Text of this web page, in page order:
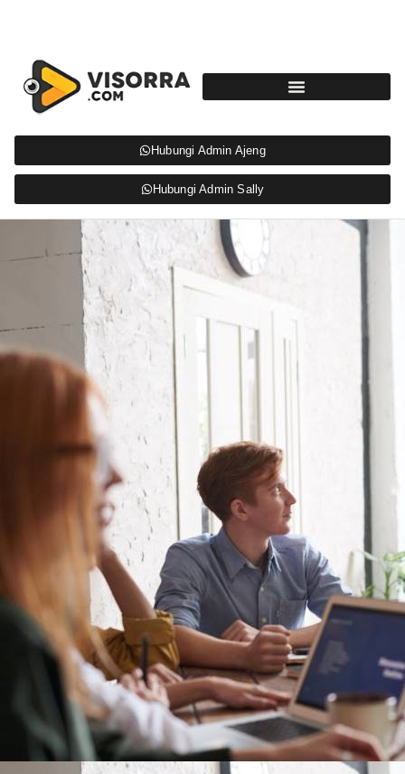
Hubungi Admin Ajeng
Hubungi Admin Sally